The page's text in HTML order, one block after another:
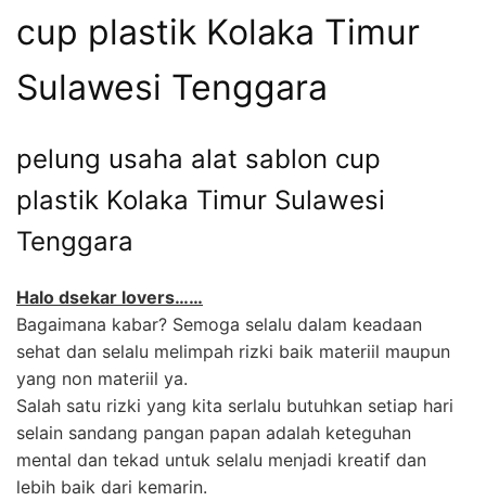
cup plastik Kolaka Timur
Sulawesi Tenggara
pelung usaha alat sablon cup
plastik Kolaka Timur Sulawesi
Tenggara
Halo dsekar lovers……
Bagaimana kabar? Semoga selalu dalam keadaan
sehat dan selalu melimpah rizki baik materiil maupun
yang non materiil ya.
Salah satu rizki yang kita serlalu butuhkan setiap hari
selain sandang pangan papan adalah keteguhan
mental dan tekad untuk selalu menjadi kreatif dan
lebih baik dari kemarin.